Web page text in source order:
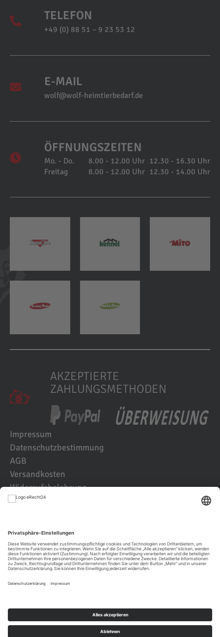
TELEFON
+49 (0) 88 51 – 9 23 53 12
E-MAIL
wolf@wolf-heimtierbedarf.de
ÖFFNUNGSZEITEN
Mo. - Do. 8.00 - 12.00 Uhr 12.30 - 16.30 Uhr
Freitag
8.00 - 12.00 Uhr 12.30 - 14.00 Uhr
AKZEPTIERTE
ZAHLUNGSMETHODEN
Impressum
Datenschutzbestimmung
AGB
Versandkosten
Widerrufsbelehrung
Kundenbewertungen
JETZT KUNDE WERDEN UND BEI DER
ERSTBESTLLUNGTIERISCHSPAREN!
JETZT REGISTRIEREN